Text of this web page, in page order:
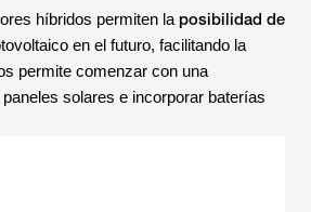
híbridos permiten la posibilidad de
en el futuro, facilitando la
permite comenzar con una
solares e incorporar baterías